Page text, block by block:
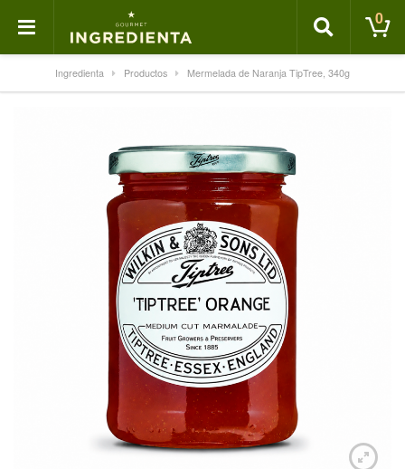
0
Ingredienta Productos Mermelada de Naranja TipTree, 340g